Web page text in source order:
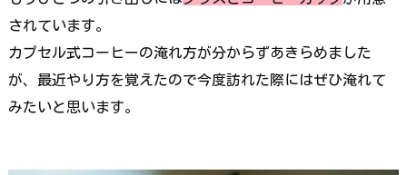
されています。
カプセル式コーヒーの淹れ方が分からずあきらめました
が、最近やり方を覚えたので今度訪れた際にはぜひ淹れて
みたいと思います。